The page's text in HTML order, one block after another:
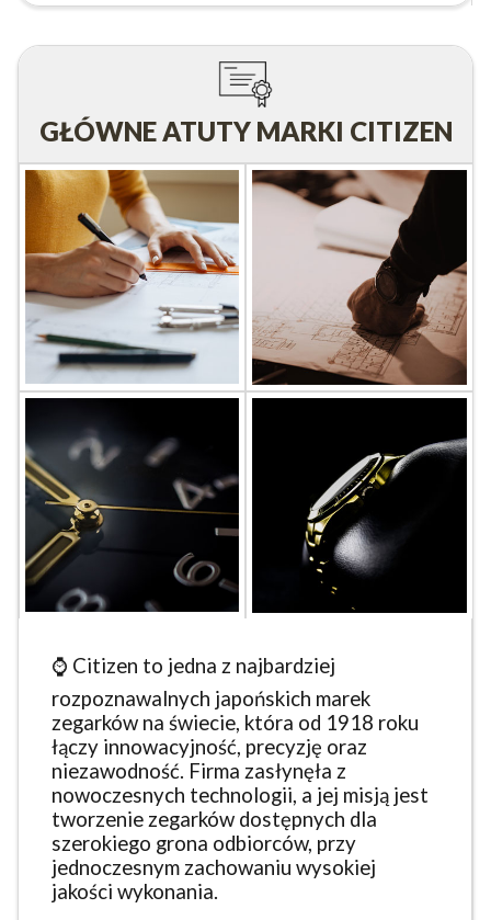
GŁÓWNE ATUTY MARKI CITIZEN
⌚ Citizen to jedna z najbardziej
rozpoznawalnych japońskich marek
zegarków na świecie, która od 1918 roku
łączy innowacyjność, precyzję oraz
niezawodność. Firma zasłynęła z
nowoczesnych technologii, a jej misją jest
tworzenie zegarków dostępnych dla
szerokiego grona odbiorców, przy
jednoczesnym zachowaniu wysokiej
jakości wykonania.